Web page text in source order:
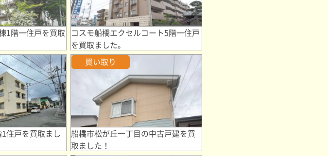
1階一住戸を買取
コスモ船橋エクセルコート5階一住戸
を買取ました。
住戸を買取まし
買い取り
船橋市松が丘一丁目の中古戸建を買
取ました！